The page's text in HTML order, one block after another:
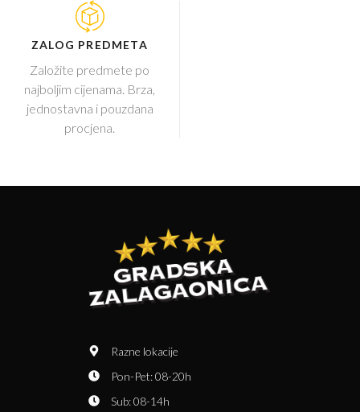
ZALOG PREDMETA
Založite predmete po
najboljim cijenama. Brza,
jednostavna i pouzdana
procjena.
Razne lokacije
Pon-Pet: 08-20h
Sub: 08-14h